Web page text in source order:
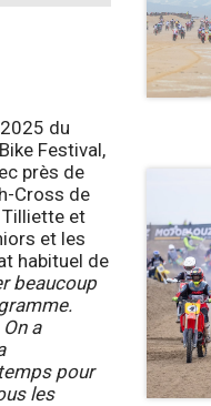
du
Festival,
près de
Cross de
Tilliette et
et les
habituel de
beaucoup
a
pour
les